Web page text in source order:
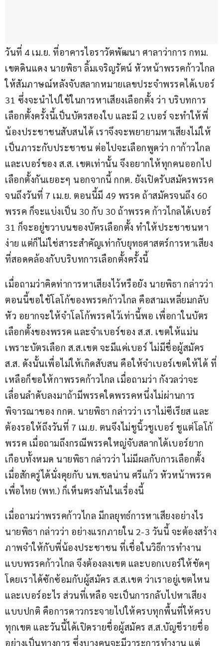
วันที่ 4 เม.ย. ที่อาคารไอราวัตพัฒนา ศาลาว่าการ กทม.
เขตดินแดง นายพิธา ลิ้มเจริญรัตน์ หัวหน้าพรรคก้าวไกล
ให้สัมภาษณ์หลังจับสลากหมายเลขประจำพรรคได้เบอร์
31 ซึ่งจะนำไปใช้ในการหาเสียงเลือกตั้ง ว่า บริบทการ
เลือกตั้งครั้งนี้เป็นบัตรสองใบ และมี 2 เบอร์ จะทำให้พี่
น้องประชาชนสับสนได้ เราจึงจะพยายามหาเสียงไม่ให้
เป็นภาระกับประชาชน ต่อไปจะเลือกพูดว่า กาก้าวไกล
และเบอร์ของ ส.ส. เขตเท่านั้น จึงอยากให้ทุกคนออกไป
เลือกตั้งกันเยอะๆ นอกจากนี้ กกต. ยังเปิดรับสมัครพรรค
จนถึงวันที่ 7 เม.ย. ตอนนี้มี 49 พรรค ถ้าสมัครจนถึง 60
พรรค ก็จะแบ่งเป็น 30 กับ 30 ถ้าพรรค ก้าวไกลได้เบอร์
31 ก็จะอยู่ขวาบนของบัตรเลือกตั้ง ทำให้ประชาชนหา
ง่าย แต่ก็ไม่ใช่สาระสำคัญเท่ากับยุทธศาสตร์การหาเสียง
ที่สอดคล้องกับบริบทการเลือกตั้งครั้งนี้
เมื่อถามว่าคิดท่าการหาเสียงไว้หรือยัง นายพิธา กล่าวว่า
ตอนนี้ขอใช้โลโก้ของพรรคก้าวไกล คือสามเหลี่ยมกลับ
หัว อยากจะให้จำโลโก้พรรคไว้เท่านี้พอ เพื่อกาในบัตร
เลือกตั้งของพรรค และจำเบอร์ของ ส.ส. เขตให้แม่น
เพราะบัตรเลือก ส.ส.เขต จะมีแค่เบอร์ ไม่มีชื่อผู้สมัคร
ส.ส. ดังนั้นเพื่อไม่ให้เกิดสับสน คือให้จำเบอร์เขตให้ได้ ที่
เหลือก็ขอให้กาพรรคก้าวไกล เมื่อถามว่า กังวลว่าจะ
เลื่อนลำดับลงมาถ้ามีพรรคใดพรรคหนึ่งไม่ผ่านการ
พิจารณาของ กกต. นายพิธา กล่าวว่า เราไม่ซีเรียส และ
ต้องรอให้ถึงวันที่ 7 เม.ย. ตนจึงไม่ชูนิ้วชูเบอร์ ชูแต่โลโก้
พรรค เมื่อถามถึงกรณีพรรคใหญ่จับสลากได้เบอร์ยาก
เกือบทั้งหมด นายพิธา กล่าวว่า ไม่มีผลกับการเลือกตั้ง
เมื่อสักครู่ได้นั่งคุยกับ นพ.ชลน่าน ศรีแก้ว หัวหน้าพรรค
เพื่อไทย (พท.) ก็เห็นตรงกันในเรื่องนี้
เมื่อถามว่าพรรคก้าวไกล มีกลยุทธ์การหาเสียงอย่างไร
นายพิธา กล่าวว่า อย่างแรกภายใน 2-3 วันนี้ จะต้องสร้าง
ภาพจำให้กับพี่น้องประชาชน ที่เชื่อในวิธีการทำงาน
แบบพรรคก้าวไกล จึงต้องลงเขต และบอกเบอร์ให้ชัดๆ
โดยเราได้ซักซ้อมกับผู้สมัคร ส.ส.เขต ว่าเราอยู่เขตไหน
และเบอร์อะไร ส่วนที่เหลือ จะเป็นการกลับไปหาเสียง
แบบปกติ คือการดาวกระจายไปให้ครบทุกพื้นที่ให้ครบ
ทุกเขต และวันนี้ได้เปิดรายชื่อผู้สมัคร ส.ส.บัญชีรายชื่อ
อย่างเป็นทางการ ซึ่งบางคนจะมีวาระการทำงาน แต่